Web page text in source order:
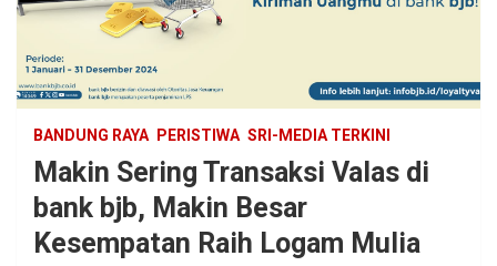
BANDUNG RAYA PERISTIWA SRI-MEDIA TERKINI
Makin Sering Transaksi Valas di
bank bjb, Makin Besar
Kesempatan Raih Logam Mulia